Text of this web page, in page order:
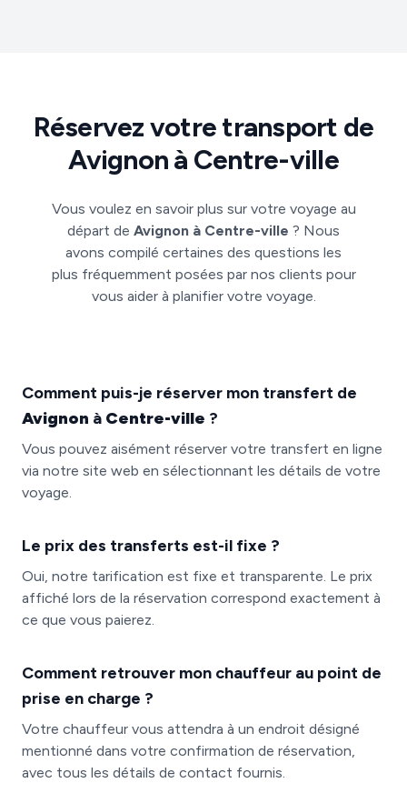
Réservez votre transport de
Avignon à Centre-ville
Vous voulez en savoir plus sur votre voyage au
départ de Avignon à Centre-ville ? Nous
avons compilé certaines des questions les
plus fréquemment posées par nos clients pour
vous aider à planifier votre voyage.
Comment puis-je réserver mon transfert de
Avignon à Centre-ville ?
Vous pouvez aisément réserver votre transfert en ligne
via notre site web en sélectionnant les détails de votre
voyage.
Le prix des transferts est-il fixe ?
Oui, notre tarification est fixe et transparente. Le prix
affiché lors de la réservation correspond exactement à
ce que vous paierez.
Comment retrouver mon chauffeur au point de
prise en charge ?
Votre chauffeur vous attendra à un endroit désigné
mentionné dans votre confirmation de réservation,
avec tous les détails de contact fournis.